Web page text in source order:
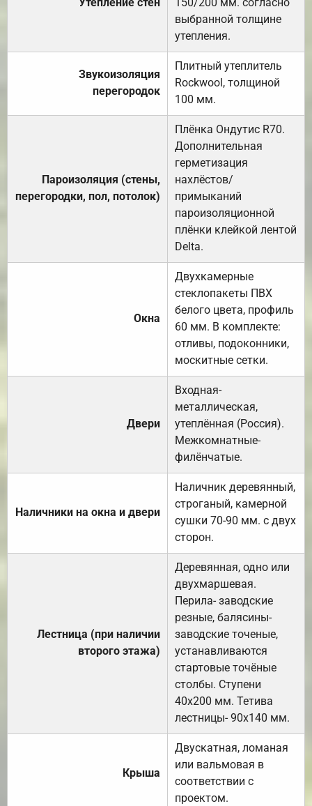
выбранной толщине
утепления.
Звукоизоляция
перегородок
Плитный утеплитель
Rockwool, толщиной
100 мм.
Пароизоляция (стены,
перегородки, пол, потолок)
Плёнка Ондутис R70.
Дополнительная
герметизация
нахлёстов/
примыканий
пароизоляционной
плёнки клейкой лентой
Delta.
Окна
Двухкамерные
стеклопакеты ПВХ
белого цвета, профиль
60 мм. В комплекте:
отливы, подоконники,
москитные сетки.
Двери
Входная-
металлическая,
утеплённая (Россия).
Межкомнатные-
филёнчатые.
Наличники на окна и двери
Наличник деревянный,
строганый, камерной
сушки 70-90 мм. с двух
сторон.
Лестница (при наличии
второго этажа)
Деревянная, одно или
двухмаршевая.
Перила- заводские
резные, балясины-
заводские точеные,
устанавливаются
стартовые точёные
столбы. Ступени
40х200 мм. Тетива
лестницы- 90х140 мм.
Крыша
Двускатная, ломаная
или вальмовая в
соответствии с
проектом.